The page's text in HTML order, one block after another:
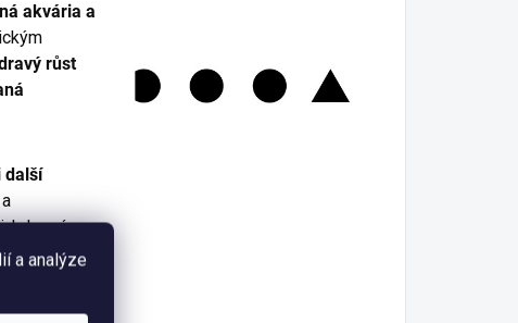
a analýze
akvária a
růst
další
kde má